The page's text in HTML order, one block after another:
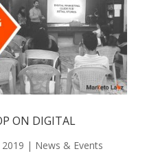
ON DIGITAL
| News & Events